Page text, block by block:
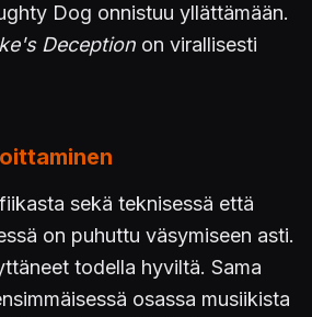
Dog onnistuu yllättämään.
Deception on virallisesti
sekä teknisessä että
on puhuttu väsymiseen asti.
todella hyviltä. Sama
osassa musiikista